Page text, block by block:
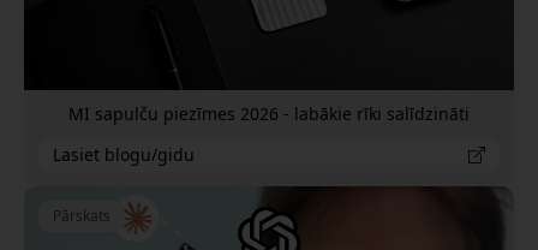
MI sapulču piezīmes 2026 - labākie rīki salīdzināti
Lasiet blogu/gidu
Pārskats